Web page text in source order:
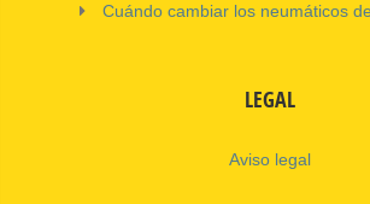
Cuándo cambiar los neumáticos
LEGAL
Aviso legal